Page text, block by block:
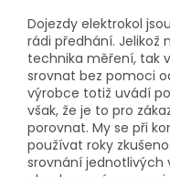
Dojezdy elektrokol
rádi předhání. Jelikož
technika měření, tak
srovnat bez pomoci
výrobce totiž uvádí
však, že je to pro
porovnat. My se při
používat roky
srovnání